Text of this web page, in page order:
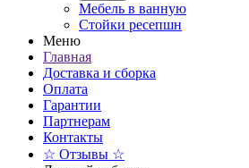
Мебель в ванную
Стойки ресепшн
Меню
Главная
Доставка и сборка
Оплата
Гарантии
Партнерам
Контакты
☆ Отзывы ☆